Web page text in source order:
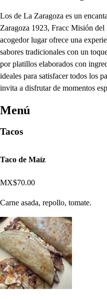
Los de La Zaragoza es un
Zaragoza 1923, Fracc Misión
acogedor lugar ofrece una
sabores tradicionales con un
por platillos elaborados con
ideales para satisfacer todos los
invita a disfrutar de momentos
Menú
Tacos
Taco de Maíz
MX$70.00
Carne asada, repollo, tomate.